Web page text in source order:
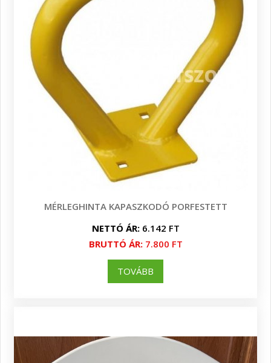
MÉRLEGHINTA KAPASZKODÓ PORFESTETT
NETTÓ ÁR:6.142 FT
BRUTTÓ ÁR:7.800 FT
TOVÁBB